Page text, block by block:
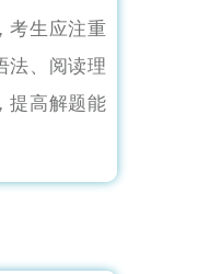
考生应注重
法、阅读理
提高解题能